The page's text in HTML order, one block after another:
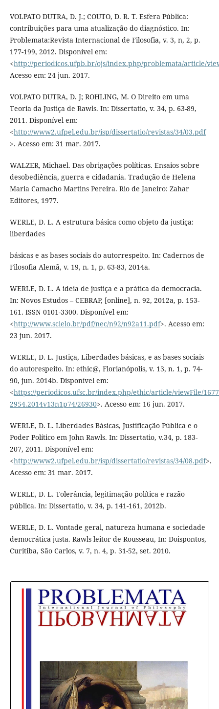
VOLPATO DUTRA, D. J.; COUTO, D. R. T. Esfera Pública:
contribuições para uma atualização do diagnóstico. In:
Problemata:Revista Internacional de Filosofia, v. 3, n, 2, p.
177-199, 2012. Disponível em:
<http://periodicos.ufpb.br/ojs/index.php/problemata/article/
Acesso em: 24 jun. 2017.
VOLPATO DUTRA, D. J; ROHLING, M. O Direito em uma
Teoria da Justiça de Rawls. In: Dissertatio, v. 34, p. 63-89,
2011. Disponível em:
<http://www2.ufpel.edu.br/isp/dissertatio/revistas/34/03.pdf
>. Acesso em: 31 mar. 2017.
WALZER, Michael. Das obrigações políticas. Ensaios sobre
desobediência, guerra e cidadania. Tradução de Helena
Maria Camacho Martins Pereira. Rio de Janeiro: Zahar
Editores, 1977.
WERLE, D. L. A estrutura básica como objeto da justiça:
liberdades
básicas e as bases sociais do autorrespeito. In: Cadernos de
Filosofia Alemã, v. 19, n. 1, p. 63-83, 2014a.
WERLE, D. L. A ideia de justiça e a prática da democracia.
In: Novos Estudos – CEBRAP, [online], n. 92, 2012a, p. 153-
161. ISSN 0101-3300. Disponível em:
<http://www.scielo.br/pdf/nec/n92/n92a11.pdf>. Acesso em:
23 jun. 2017.
WERLE, D. L. Justiça, Liberdades básicas, e as bases sociais
do autorespeito. In: ethic@, Florianópolis, v. 13, n. 1, p. 74-
90, jun. 2014b. Disponível em:
<https://periodicos.ufsc.br/index.php/ethic/article/viewFile/
2954.2014v13n1p74/26930>. Acesso em: 16 jun. 2017.
WERLE, D. L. Liberdades Básicas, Justificação Pública e o
Poder Político em John Rawls. In: Dissertatio, v.34, p. 183-
207, 2011. Disponível em:
<http://www2.ufpel.edu.br/isp/dissertatio/revistas/34/08.pdf>.
Acesso em: 31 mar. 2017.
WERLE, D. L. Tolerância, legitimação política e razão
pública. In: Dissertatio, v. 34, p. 141-161, 2012b.
WERLE, D. L. Vontade geral, natureza humana e sociedade
democrática justa. Rawls leitor de Rousseau, In: Doispontos,
Curitiba, São Carlos, v. 7, n. 4, p. 31-52, set. 2010.